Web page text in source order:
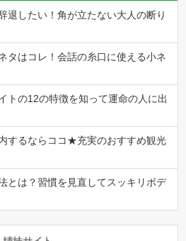
退したい！角が立たない大人の断り
タはコレ！会話の糸口に使える小ネ
トの12の特徴を知って運命の人に出
するならココ★充実のおすすめ観光
とは？習慣を見直してスッキリボデ